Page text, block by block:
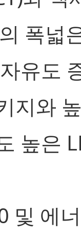
폭넓
유도
지와
높은
및 에